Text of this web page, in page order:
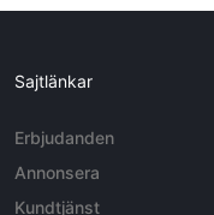
Sajtlänkar
Erbjudanden
Annonsera
Kundtjänst